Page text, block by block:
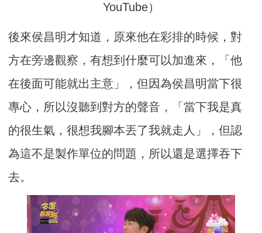
YouTube）
後來侯昌明才知道，原來他在彩排的時候，對
方在旁邊觀察，有想到什麼可以加進來，「他
在後面可能就出主意」，但因為侯昌明當下很
專心，所以沒聽到對方的聲音，「當下我是真
的很生氣，很想我腳本丟了我就走人」，但認
為這不是製作單位的問題，所以還是選擇吞下
去。